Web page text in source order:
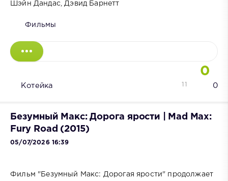
Шэйн Дандас, Дэвид Барнетт
Фильмы
0
Котейка 0
11
Безумный Макс: Дорога ярости | Mad Max:
Fury Road (2015)
05/07/2026 16:39
Фильм "Безумный Макс: Дорогая ярости" продолжает